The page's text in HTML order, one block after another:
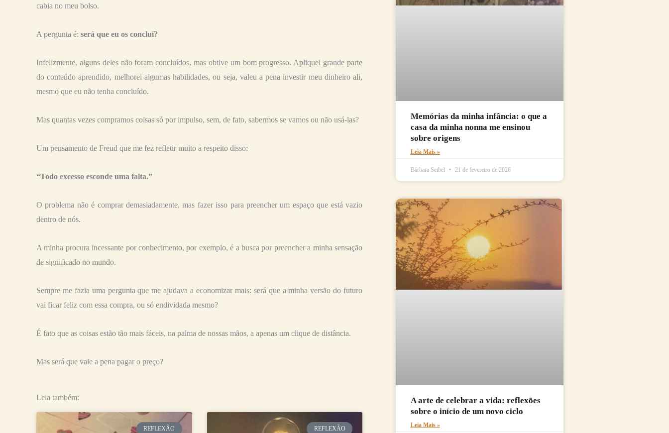
cabia no meu bolso.
A pergunta é: será que eu os concluí?
Infelizmente, alguns deles não foram concluídos, mas obtive um bom progresso. Apliquei grande parte
do conteúdo aprendido, melhorei algumas habilidades, ou seja, valeu a pena investir meu dinheiro ali,
mesmo que eu não tenha concluído.
Mas quantas vezes compramos coisas só por impulso, sem, de fato, sabermos se vamos ou não usá-las?
Um pensamento de Freud que me fez refletir muito a respeito disso:
“Todo excesso esconde uma falta.”
O problema não é comprar demasiadamente, mas fazer isso para preencher um espaço que está vazio
dentro de nós.
A minha procura incessante por conhecimento, por exemplo, é a busca por preencher a minha sensação
de significado no mundo.
Sempre me fazia uma pergunta que me ajudava a economizar mais: será que a minha versão do futuro
vai ficar feliz com essa compra, ou só endividada mesmo?
É fato que as coisas estão tão mais fáceis, na palma de nossas mãos, a apenas um clique de distância.
Mas será que vale a pena pagar o preço?
Leia também:
REFLEXÃO REFLEXÃO
PáginaPágina
Memórias da minha infância: o que a
casa da minha nonna me ensinou
sobre origens
Leia Mais »
Bárbara Seibel 21 de fevereiro de 2026
A arte de celebrar a vida: reflexões
sobre o início de um novo ciclo
Leia Mais »